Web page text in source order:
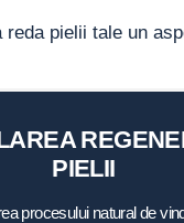
pielii tale un
PIELII
procesului natural de